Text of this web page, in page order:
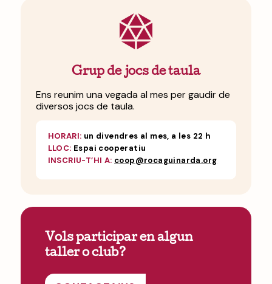
Grup de jocs de taula
Ens reunim una vegada al mes per gaudir de
diversos jocs de taula.
HORARI: un divendres al mes, a les 22 h
LLOC: Espai cooperatiu
INSCRIU-T’HI A: coop@rocaguinarda.org
Vols participar en algun
taller o club?